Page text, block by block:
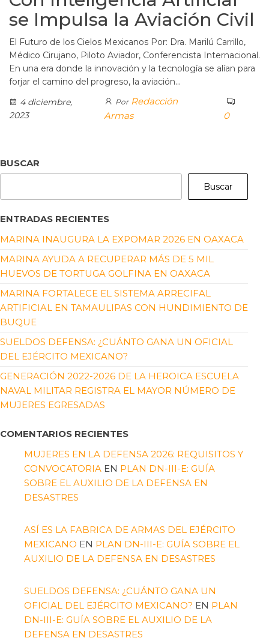
se Impulsa la Aviación Civil
El Futuro de los Cielos Mexicanos Por: Dra. Marilú Carrillo,
Médico Cirujano, Piloto Aviador, Conferencista Internacional.
En una era donde la innovación y la tecnología se alían para
forjar el camino del progreso, la aviación…
4 diciembre,
2023
Por Redacción
Armas
0
BUSCAR
Buscar
ENTRADAS RECIENTES
MARINA INAUGURA LA EXPOMAR 2026 EN OAXACA
MARINA AYUDA A RECUPERAR MÁS DE 5 MIL
HUEVOS DE TORTUGA GOLFINA EN OAXACA
MARINA FORTALECE EL SISTEMA ARRECIFAL
ARTIFICIAL EN TAMAULIPAS CON HUNDIMIENTO DE
BUQUE
SUELDOS DEFENSA: ¿CUÁNTO GANA UN OFICIAL
DEL EJÉRCITO MEXICANO?
GENERACIÓN 2022-2026 DE LA HEROICA ESCUELA
NAVAL MILITAR REGISTRA EL MAYOR NÚMERO DE
MUJERES EGRESADAS
COMENTARIOS RECIENTES
MUJERES EN LA DEFENSA 2026: REQUISITOS Y
CONVOCATORIA EN PLAN DN-III-E: GUÍA
SOBRE EL AUXILIO DE LA DEFENSA EN
DESASTRES
ASÍ ES LA FABRICA DE ARMAS DEL EJÉRCITO
MEXICANO EN PLAN DN-III-E: GUÍA SOBRE EL
AUXILIO DE LA DEFENSA EN DESASTRES
SUELDOS DEFENSA: ¿CUÁNTO GANA UN
OFICIAL DEL EJÉRCITO MEXICANO? EN PLAN
DN-III-E: GUÍA SOBRE EL AUXILIO DE LA
DEFENSA EN DESASTRES